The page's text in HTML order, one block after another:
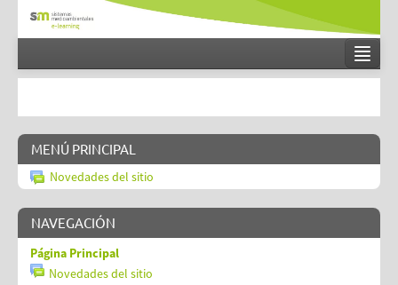
MENÚ PRINCIPAL
Novedades del sitio
NAVEGACIÓN
Página Principal
Novedades del sitio